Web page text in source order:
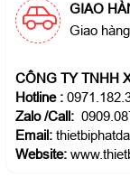
GIAO
Giao
CÔNG TY TNHH
Hotline :
Zalo /Call:
Email:
Website: